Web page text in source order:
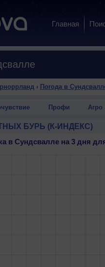
Главная
› Погода в
Профи Агро
БУРЬ (К-ИНДЕКС)
в Сундсвалле на 3 дня